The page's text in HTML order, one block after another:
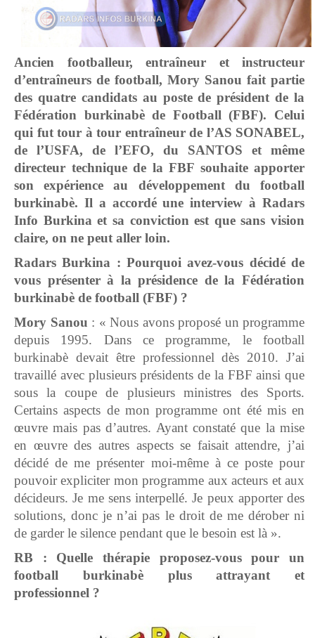
Ancien footballeur, entraîneur et instructeur
d’entraîneurs de football, Mory Sanou fait partie
des quatre candidats au poste de président de la
Fédération burkinabè de Football (FBF). Celui
qui fut tour à tour entraîneur de l’AS SONABEL,
de l’USFA, de l’EFO, du SANTOS et même
directeur technique de la FBF souhaite apporter
son expérience au développement du football
burkinabè. Il a accordé une interview à Radars
Info Burkina et sa conviction est que sans vision
claire, on ne peut aller loin.
Radars Burkina : Pourquoi avez-vous décidé de
vous présenter à la présidence de la Fédération
burkinabè de football (FBF) ?
Mory Sanou : « Nous avons proposé un programme
depuis 1995. Dans ce programme, le football
burkinabè devait être professionnel dès 2010. J’ai
travaillé avec plusieurs présidents de la FBF ainsi que
sous la coupe de plusieurs ministres des Sports.
Certains aspects de mon programme ont été mis en
œuvre mais pas d’autres. Ayant constaté que la mise
en œuvre des autres aspects se faisait attendre, j’ai
décidé de me présenter moi-même à ce poste pour
pouvoir expliciter mon programme aux acteurs et aux
décideurs. Je me sens interpellé. Je peux apporter des
solutions, donc je n’ai pas le droit de me dérober ni
de garder le silence pendant que le besoin est là ».
RB : Quelle thérapie proposez-vous pour un
football burkinabè plus attrayant et
professionnel ?